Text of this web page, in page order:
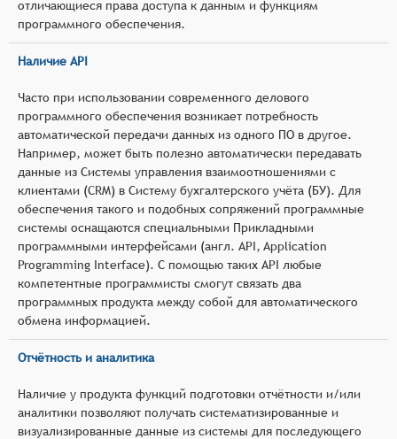
отличающиеся права доступа к данным и функциям
программного обеспечения.
Наличие API
Часто при использовании современного делового
программного обеспечения возникает потребность
автоматической передачи данных из одного ПО в другое.
Например, может быть полезно автоматически передавать
данные из Системы управления взаимоотношениями с
клиентами (CRM) в Систему бухгалтерского учёта (БУ). Для
обеспечения такого и подобных сопряжений программные
системы оснащаются специальными Прикладными
программными интерфейсами (англ. API, Application
Programming Interface). С помощью таких API любые
компетентные программисты смогут связать два
программных продукта между собой для автоматического
обмена информацией.
Отчётность и аналитика
Наличие у продукта функций подготовки отчётности и/или
аналитики позволяют получать систематизированные и
визуализированные данные из системы для последующего